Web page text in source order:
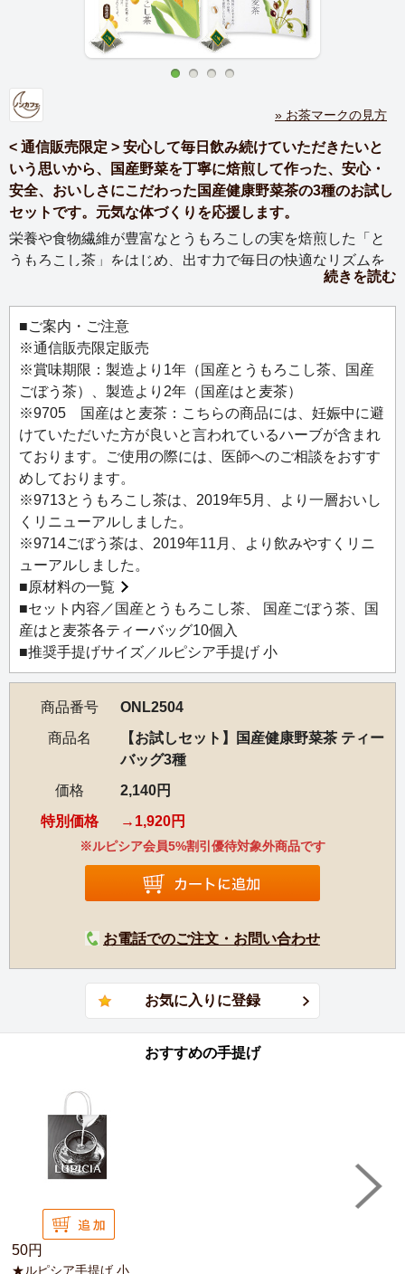
» お茶マークの見方
< 通信販売限定 > 安心して毎日飲み続けていただきたいと
いう思いから、国産野菜を丁寧に焙煎して作った、安心・
安全、おいしさにこだわった国産健康野菜茶の3種のお試し
セットです。元気な体づくりを応援します。
栄養や食物繊維が豊富なとうもろこしの実を焙煎した「と
うもろこし茶」をはじめ、出す力で毎日の快適なリズムを
サポートする「ごぼう茶」、美容と健康維持におすすめの
「はと麦茶」、人気の国産健康野菜茶3種のお試しセット。
各ティーバッグ10個入です。
続きを読む
■ご案内・ご注意
※通信販売限定販売
※賞味期限：製造より1年（国産とうもろこし茶、国産
ごぼう茶）、製造より2年（国産はと麦茶）
※9705 国産はと麦茶：こちらの商品には、妊娠中に避
けていただいた方が良いと言われているハーブが含まれ
ております。ご使用の際には、医師へのご相談をおすす
めしております。
※9713とうもろこし茶は、2019年5月、より一層おいし
くリニューアルしました。
※9714ごぼう茶は、2019年11月、より飲みやすくリニ
ューアルしました。
■原材料の一覧
■セット内容／国産とうもろこし茶、 国産ごぼう茶、国
産はと麦茶各ティーバッグ10個入
■推奨手提げサイズ／ルピシア手提げ 小
商品番号
ONL2504
商品名
【お試しセット】国産健康野菜茶 ティー
バッグ3種
価格
2,140円
特別価格
1,920円
※ルピシア会員5%割引優待対象外商品です
お電話でのご注文・お問い合わせ
おすすめの手提げ
50円
★ルピシア手提げ 小